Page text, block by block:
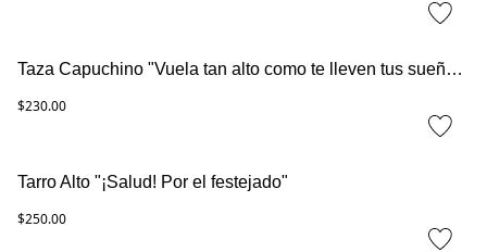
Taza Capuchino "Vuela tan alto como te lleven tus sueños"
$230.00
Tarro Alto "¡Salud! Por el festejado"
$250.00